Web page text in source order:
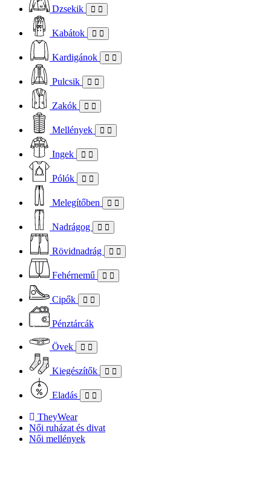
Dzsekik
Kabátok
Kardigánok
Pulcsik
Zakók
Mellények
Ingek
Pólók
Melegítőben
Nadrágog
Rövidnadrág
Fehérnemű
Cipők
Pénztárcák
Övek
Kiegészítők
Eladás
TheyWear
Női ruházat és divat
Női mellények